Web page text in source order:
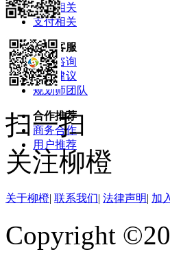
订单相关
支付相关
联系客服
问题咨询
投诉建议
规划师团队
合作推荐
商务合作
用户推荐
扫一扫
关注柳橙
关于柳橙| 联系我们| 法律声明| 加
Copyright